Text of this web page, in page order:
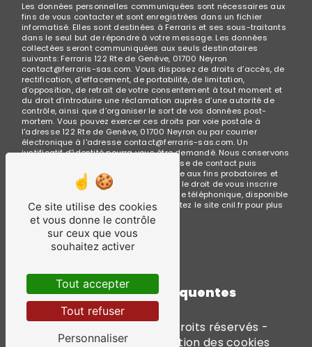
Les données personnelles communiquées sont nécessaires aux
fins de vous contacter et sont enregistrées dans un fichier
informatisé. Elles sont destinées à Ferraris et ses sous-traitants
dans le seul but de répondre à votre message. Les données
collectées seront communiquées aux seuls destinataires
suivants: Ferraris 122 Rte de Genève, 01700 Neyron
contact@ferraris-sas.com. Vous disposez de droits d’accès, de
rectification, d’effacement, de portabilité, de limitation,
d’opposition, de retrait de votre consentement à tout moment et
du droit d’introduire une réclamation auprès d’une autorité de
contrôle, ainsi que d’organiser le sort de vos données post-
mortem. Vous pouvez exercer ces droits par voie postale à
l'adresse 122 Rte de Genève, 01700 Neyron ou par courrier
électronique à l'adresse contact@ferraris-sas.com. Un
justificatif d'identité pourra vous être demandé. Nous conservons
vos données pendant la période de prise de contact puis
pendant la durée de prescription légale aux fins probatoires et
de gestion des contentieux. Vous avez le droit de vous inscrire
sur la liste d'opposition au démarchage téléphonique, disponible
à cette adresse:Bloctel.gouv.fr. Consultez le site cnil.fr pour plus
d’informations sur vos droits.
Recherches fréquentes
- 2026 - Tous droits réservés -
Mentions légales
Gestion des cookies
Ce site utilise des cookies
et vous donne le contrôle
sur ceux que vous
souhaitez activer
Tout accepter
Tout refuser
Personnaliser